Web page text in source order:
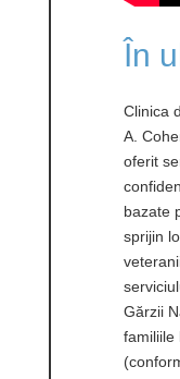
În
Clinica
A.
oferit
bazate
sprijin
Gărzii
familiile